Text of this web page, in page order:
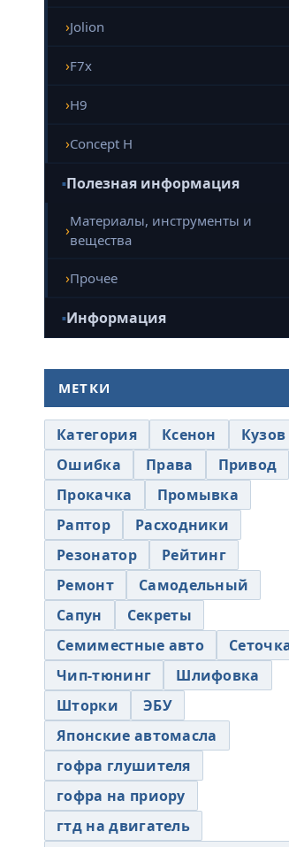
Jolion
F7x
H9
Concept H
Полезная информация
Материалы, инструменты и
вещества
Прочее
Информация
МЕТКИ
Категория Ксенон
Кузов
Ошибка
Права
Привод
Прокачка
Промывка
Раптор
Расходники
Резонатор
Рейтинг
Ремонт
Самодельный
Сапун
Секреты
Семиместные авто
Чип-тюнинг
Шлифовка
Шторки
ЭБУ
Японские автомасла
гофра глушителя
гофра на приору
гтд на двигатель